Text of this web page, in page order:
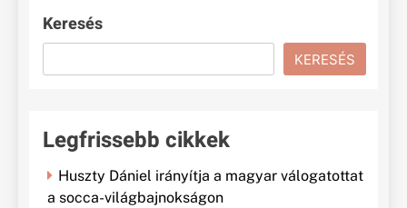
Keresés
KERESÉS
Legfrissebb cikkek
Huszty Dániel irányítja a magyar válogatottat
a socca-világbajnokságon